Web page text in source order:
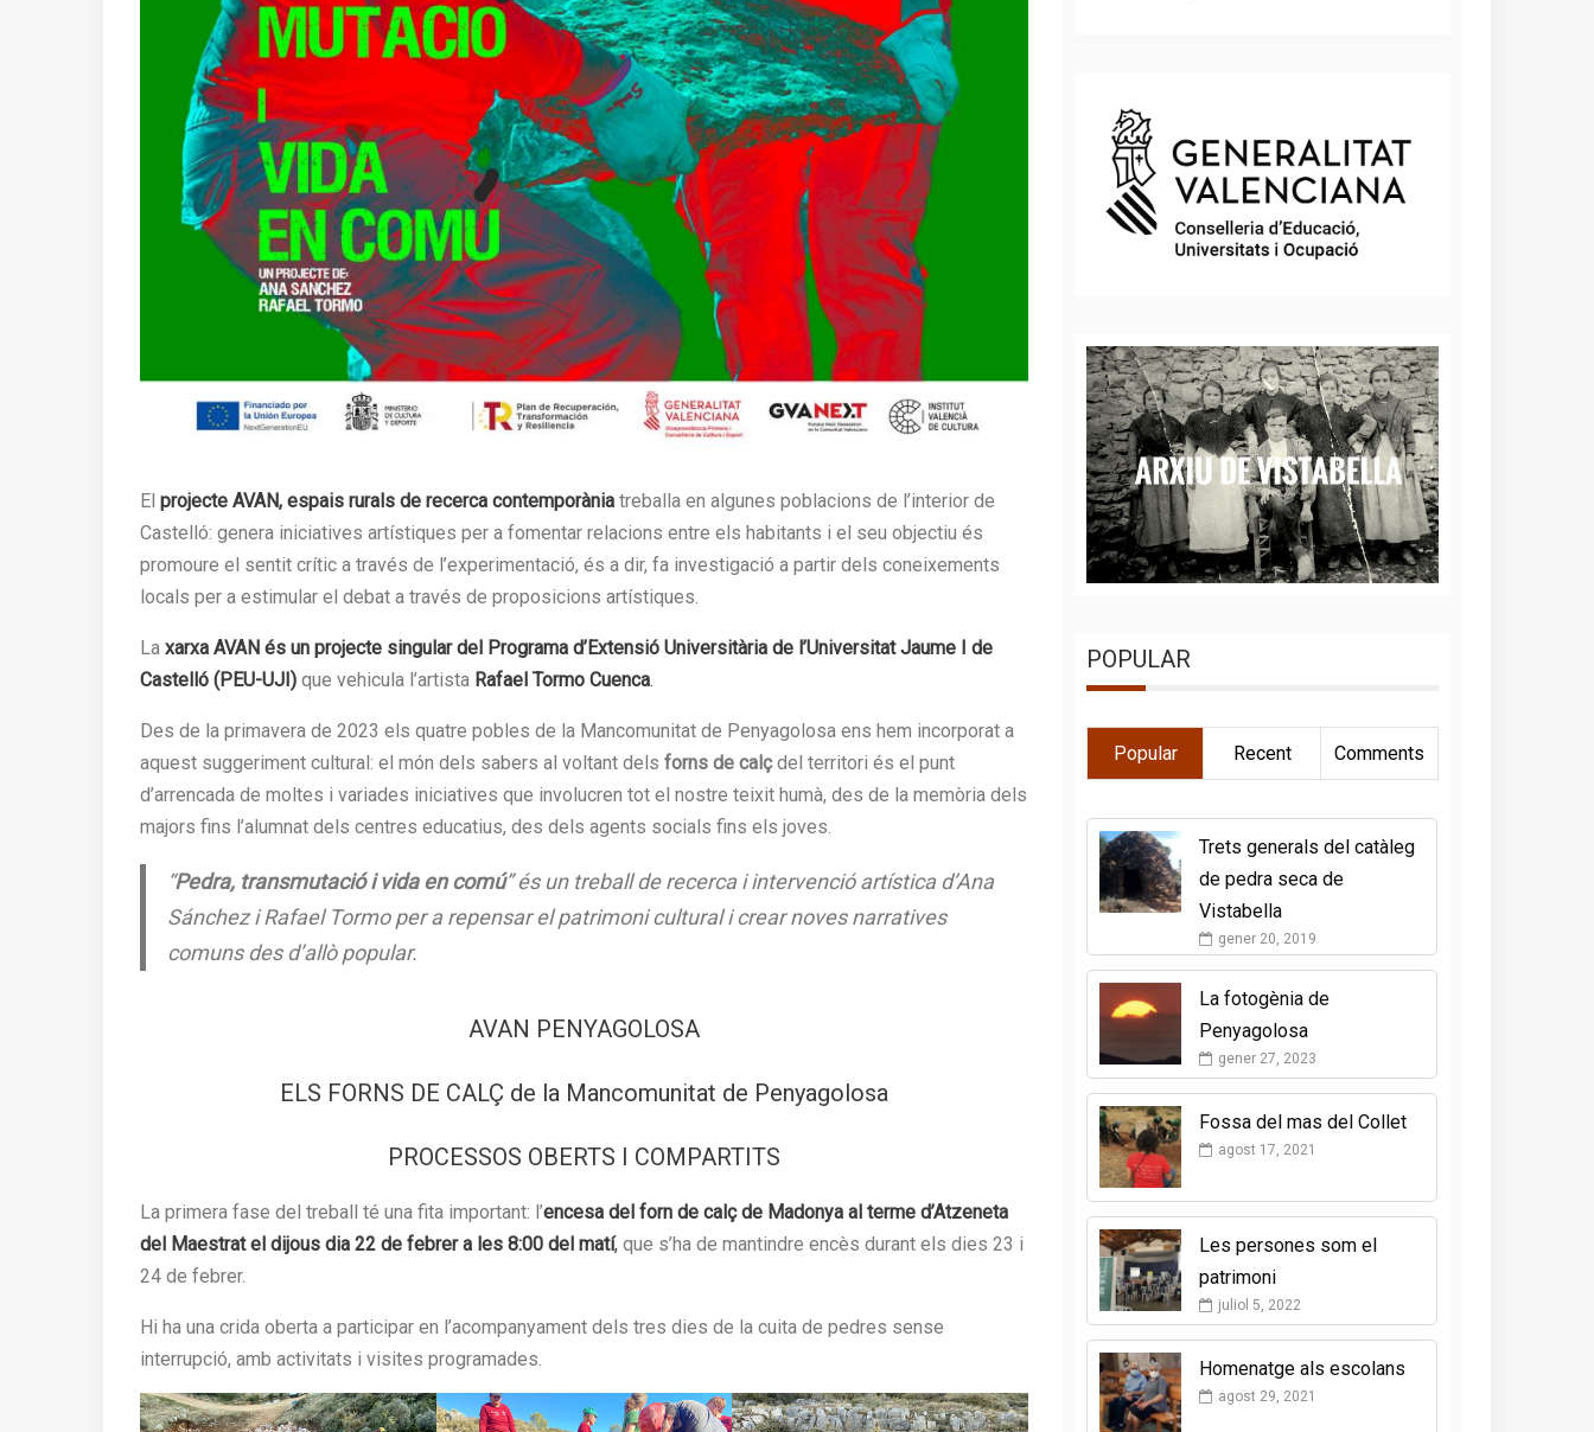
El projecte AVAN, espais rurals de recerca contemporània treballa en algunes poblacions de l’interior de
Castelló: genera iniciatives artístiques per a fomentar relacions entre els habitants i el seu objectiu és
promoure el sentit crític a través de l’experimentació, és a dir, fa investigació a partir dels coneixements
locals per a estimular el debat a través de proposicions artístiques.
La xarxa AVAN és un projecte singular del Programa d’Extensió Universitària de l’Universitat Jaume I de
Castelló (PEU-UJI) que vehicula l’artista Rafael Tormo Cuenca.
Des de la primavera de 2023 els quatre pobles de la Mancomunitat de Penyagolosa ens hem incorporat a
aquest suggeriment cultural: el món dels sabers al voltant dels forns de calçdel territori és el punt
d’arrencada de moltes i variades iniciatives que involucren tot el nostre teixit humà, des de la memòria dels
majors fins l’alumnat dels centres educatius, des dels agents socials fins els joves.
“Pedra, transmutació i vida en comú” és un treball de recerca i intervenció artística d’Ana
Sánchez i Rafael Tormo per a repensar el patrimoni cultural i crear noves narratives
comuns des d’allò popular.
AVAN PENYAGOLOSA
ELS FORNS DE CALÇ de la Mancomunitat de Penyagolosa
PROCESSOS OBERTS I COMPARTITS
La primera fase del treball té una fita important: l’encesa del forn de calç de Madonya al terme d’Atzeneta
del Maestrat el dijous dia 22 de febrer a les 8:00 del matí, que s’ha de mantindre encès durant els dies 23 i
24 de febrer.
Hi ha una crida oberta a participar en l’acompanyament dels tres dies de la cuita de pedres sense
interrupció, amb activitats i visites programades.
POPULAR
Popular Recent Comments
Trets generals del catàleg
de pedra seca de
Vistabella
gener 20, 2019
La fotogènia de
Penyagolosa
gener 27, 2023
Fossa del mas del Collet
agost 17, 2021
Les persones som el
patrimoni
juliol 5, 2022
Homenatge als escolans
agost 29, 2021